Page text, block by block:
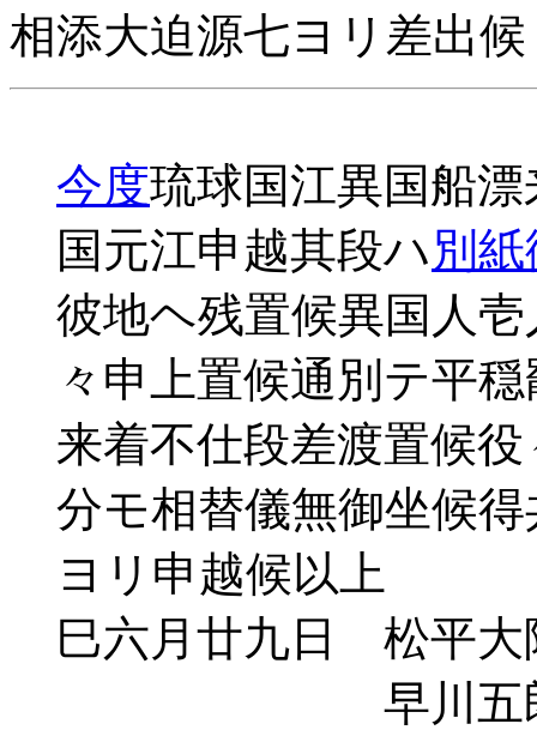
相添大迫源七ヨリ差出候
今度琉球国江異国船
国元江申越其段ハ別
彼地ヘ残置候異国人壱
々申上置候通別テ平穏
来着不仕段差渡置候役
分モ相替儀無御坐候得
ヨリ申越候以上
巳六月廿九日 松平大
早川五郎